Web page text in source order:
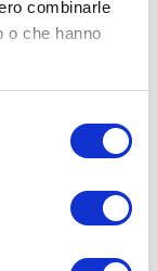
combinarle
o che hanno